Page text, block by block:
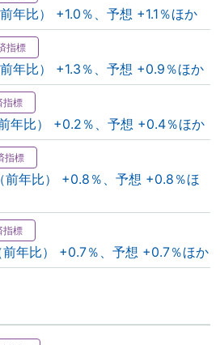
年比） +1.0％、予想 +1.1％ほか
前年比） +1.3％、予想 +0.9％ほか
前年比） +0.2％、予想 +0.4％ほか
前年比） +0.8％、予想 +0.8％ほ
前年比） +0.7％、予想 +0.7％ほか